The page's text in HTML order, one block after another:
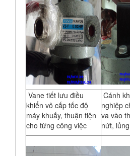
Vane tiết lưu điều
khiển vô cấp tốc độ
máy khuấy, thuận tiện
cho từng công việc
Cánh
nghiệp
va vào
nứt,